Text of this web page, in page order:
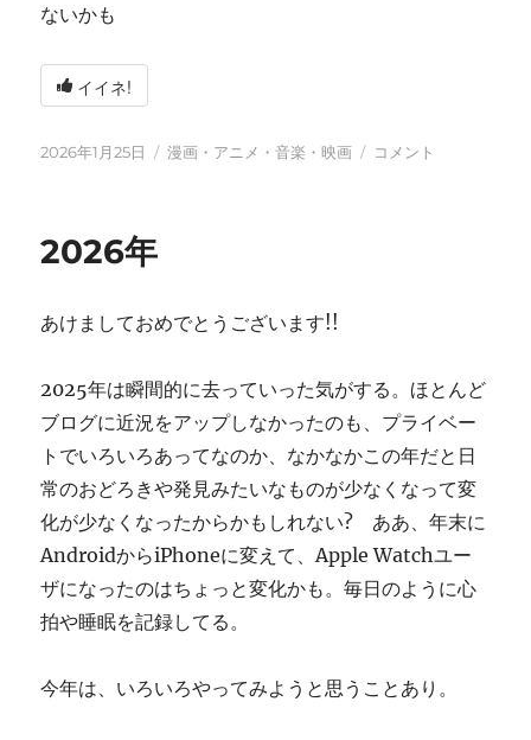
ないかも
イイネ!
投
2026年1月25日
カ
漫画・アニメ・音楽・映画
tn-
コメント
2026年
あけましておめでとうございます!!
2025年は瞬間的に去っていった気がする。ほとんど
ブログに近況をアップしなかったのも、プライベー
トでいろいろあってなのか、なかなかこの年だと日
常のおどろきや発見みたいなものが少なくなって変
化が少なくなったからかもしれない? ああ、年末に
AndroidからiPhoneに変えて、Apple Watchユー
ザになったのはちょっと変化かも。毎日のように心
拍や睡眠を記録してる。
今年は、いろいろやってみようと思うことあり。